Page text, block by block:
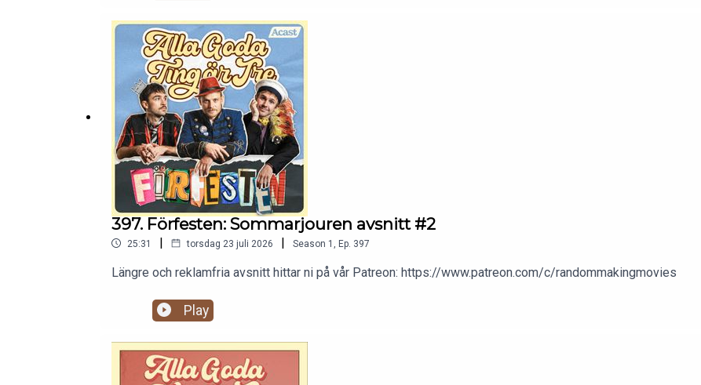
397. Förfesten: Sommarjouren avsnitt #2
25:31 | torsdag 23 juli 2026 | Season 1 Ep. 397
Längre och reklamfria avsnitt hittar ni på vår Patreon: https://www.patreon.com/c/randommakingmovies
Play